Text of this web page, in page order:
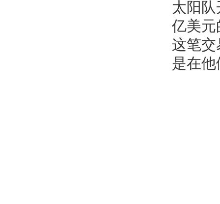
太阳
亿美元
这笔交
是在